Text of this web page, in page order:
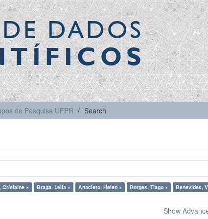
DADOS
de Pesquisa UFPR Search
Crislaine × Braga, Leila × Anacleto, Helen × Borges, Tiago ×
Benevides,
Show